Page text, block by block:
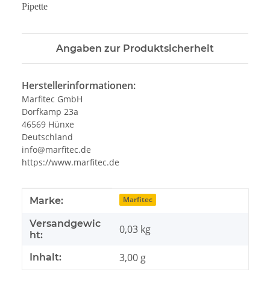
Pipette
Angaben zur Produktsicherheit
Herstellerinformationen:
Marfitec GmbH
Dorfkamp 23a
46569 Hünxe
Deutschland
info@marfitec.de
https://www.marfitec.de
Produkteigenschaft
Wert
Marke: Marfitec
Versandgewic
ht:
0,03 kg
Inhalt: 3,00 g